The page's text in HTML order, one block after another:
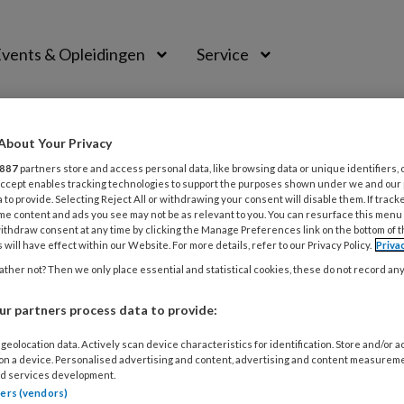
& Opleidingen Service
van HanzePro, Groningen
en is als docente verbonden aan de POH-GGZ
aan de UvA heeft ze tien jaar lang onderzoek
als POH-GGZ. Naast de patiëntenzorg houdt ze heeft
de wachtlijstproblematiek, betrekken van het
projecten over burn-out.
Your Privacy
887 partners store and access personal data, like browsing data or unique identifiers,
enables tracking technologies to support the purposes shown under we and
to provide. Selecting Reject All or withdrawing your consent will disable them. If
content and ads you see may not be as relevant to you. You can resurface this
consent at any time by clicking the Manage Preferences link on the bottom of
will have effect within our Website. For more details, refer to our Privacy Policy.
not? Then we only place essential and statistical cookies, these do not record
partners process data to provide:
data. Actively scan device characteristics for identification. Store and/or
a device. Personalised advertising and content, advertising and content
services development.
(vendors)